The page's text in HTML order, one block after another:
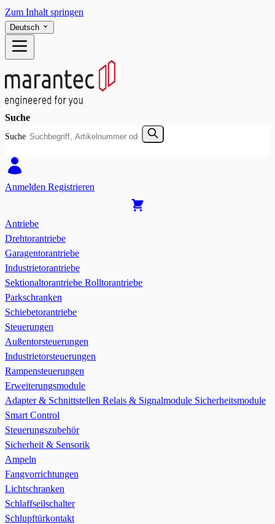
Zum Inhalt springen
Deutsch
Suche
Suche
Anmelden Registrieren
Antriebe
Drehtorantriebe
Garagentorantriebe
Industrietorantriebe
Sektionaltorantriebe Rolltorantriebe
Parkschranken
Schiebetorantriebe
Steuerungen
Außentorsteuerungen
Industrietorsteuerungen
Rampensteuerungen
Erweiterungsmodule
Adapter & Schnittstellen Relais & Signalmodule Sicherheitsmodule
Smart Control
Steuerungszubehör
Sicherheit & Sensorik
Ampeln
Fangvorrichtungen
Lichtschranken
Schlaffseilschalter
Schlupftürkontakt